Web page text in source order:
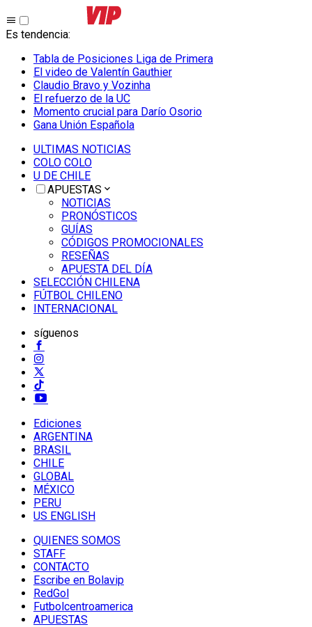
Es tendencia:
Tabla de Posiciones Liga de Primera
El video de Valentín Gauthier
Claudio Bravo y Vozinha
El refuerzo de la UC
Momento crucial para Darío Osorio
Gana Unión Española
ULTIMAS NOTICIAS
COLO COLO
U DE CHILE
APUESTAS
NOTICIAS
PRONÓSTICOS
GUÍAS
CÓDIGOS PROMOCIONALES
RESEÑAS
APUESTA DEL DÍA
SELECCIÓN CHILENA
FÚTBOL CHILENO
INTERNACIONAL
síguenos
Ediciones
ARGENTINA
BRASIL
CHILE
GLOBAL
MÉXICO
PERU
US ENGLISH
QUIENES SOMOS
STAFF
CONTACTO
Escribe en Bolavip
RedGol
Futbolcentroamerica
APUESTAS